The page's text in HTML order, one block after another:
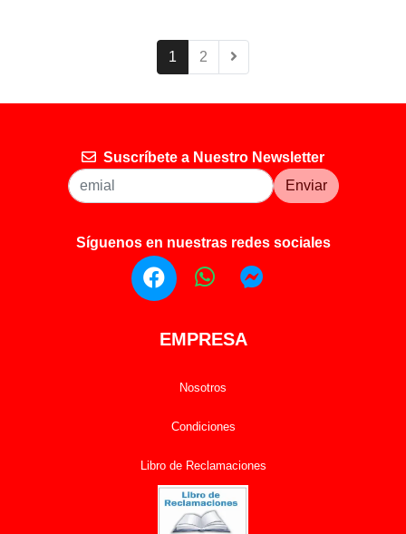
1 2
Suscríbete a Nuestro Newsletter
Enviar
Síguenos en nuestras redes sociales
EMPRESA
Nosotros
Condiciones
Libro de Reclamaciones